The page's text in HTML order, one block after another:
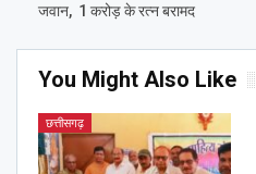
जवान, 1 करोड़ के रत्न बरामद
You Might Also Like
छत्तीसगढ़